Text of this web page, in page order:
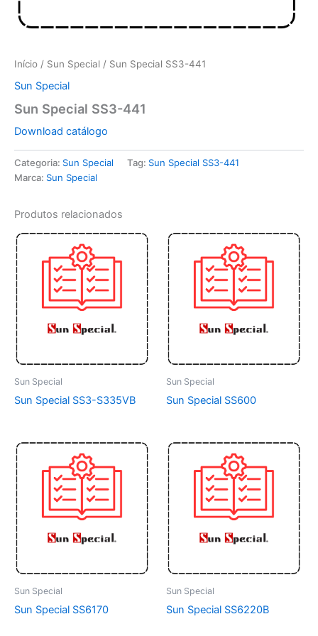
Início / Sun Special / Sun Special SS3-441
Sun Special
Sun Special SS3-441
Download catálogo
Categoria: Sun Special Tag: Sun Special SS3-441
Marca: Sun Special
Produtos relacionados
Sun Special
Sun Special SS3-S335VB
Sun Special
Sun Special SS600
Sun Special
Sun Special SS6170
Sun Special
Sun Special SS6220B